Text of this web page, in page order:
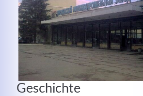
Geschichte
MEHR INFOS